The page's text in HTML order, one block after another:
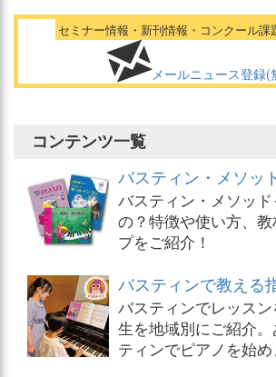
セミナー情報・新刊情報・コンクール
メールニュース登録(
コンテンツ一覧
バスティン・メソッ
バスティン・メソッ
の？特徴や使い方、
プをご紹介！
バスティンで教える
バスティンでレッス
生を地域別にご紹介
ティンでピアノを始め